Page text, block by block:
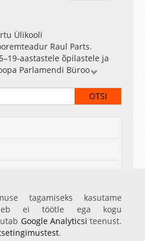
Ülikooli
Raul Parts.
aastastele õpilastele ja
Parlamendi Büroo
silmitsi mitme suure
energia ja
on Euroopa
kujundada
kriisidega paremini
on kujunenud
milliseid valdkondi on
eesmärke seatakse
tagamiseks kasutame
ei töötle ega kogu
Google Analyticsi teenust.
.